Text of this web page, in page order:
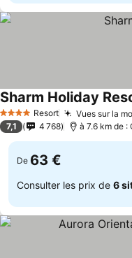
4 Étoiles Resort Vues sur la
Sharm Holiday
7,1 4 768 à 7.6 km de
De 63 €
Consulter les prix de 6